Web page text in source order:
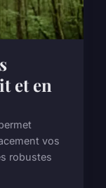
et en
vos
robustes